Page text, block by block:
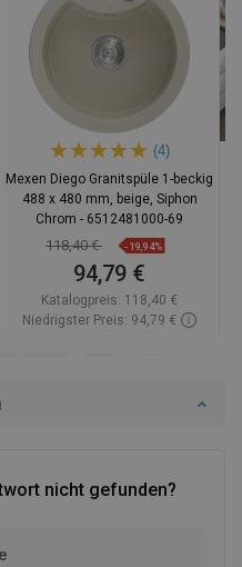
nicht gefunden?
(4)
Mexen Diego Granitspüle 1-beckig
488 x 480 mm, beige, Siphon
Chrom - 6512481000-69
118,40 € -19,94%
94,79 €
Katalogpreis: 118,40 €
Niedrigster Preis: 94,79 €